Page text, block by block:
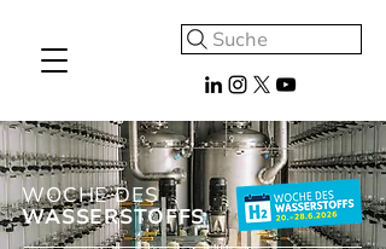
Suche
WOCHE DES
WASSERSTOFFS